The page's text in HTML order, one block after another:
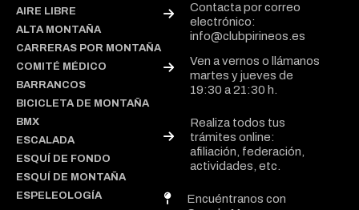
AIRE LIBRE
ALTA MONTAÑA
CARRERAS POR MONTAÑA
COMITÉ MÉDICO
BARRANCOS
BICICLETA DE MONTAÑA
BMX
ESCALADA
ESQUÍ DE FONDO
ESQUÍ DE MONTAÑA
ESPELEOLOGÍA
Contacta por correo
electrónico:
info@clubpirineos.es
Ven a vernos o llámanos
martes y jueves de
19:30 a 21:30 h.
Realiza todos tus
trámites online:
afiliación, federación,
actividades, etc.
Encuéntranos con